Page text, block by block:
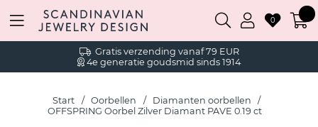
Gratis verzending vanaf 79 EUR
4e generatie goudsmid sinds 1914
0
Start Oorbellen
Diamanten oorbellen
OFFSPRING Oorbel Zilver Diamant PAVE 0.19 ct